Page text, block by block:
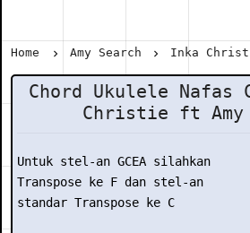
Home Amy Search Inka
Chord Ukulele
Christie ft Amy
Untuk stel-an GCEA silahkan
Transpose ke F dan stel-an
standar Transpose ke C